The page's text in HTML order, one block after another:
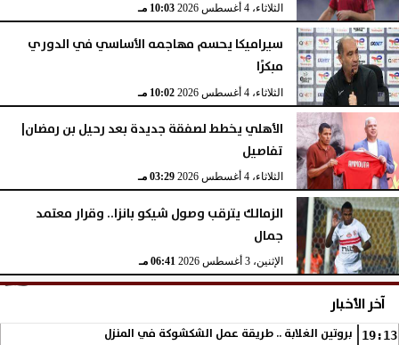
الثلاثاء، 4 أغسطس 2026 10:03 مـ
سيراميكا يحسم مهاجمه الأساسي في الدوري
مبكرًا
الثلاثاء، 4 أغسطس 2026 10:02 مـ
الأهلي يخطط لصفقة جديدة بعد رحيل بن رمضان|
تفاصيل
الثلاثاء، 4 أغسطس 2026 03:29 مـ
الزمالك يترقب وصول شيكو بانزا.. وقرار معتمد
جمال
الإثنين، 3 أغسطس 2026 06:41 مـ
آخر الأخبار
19:13 بروتين الغلابة .. طريقة عمل الشكشوكة في المنزل